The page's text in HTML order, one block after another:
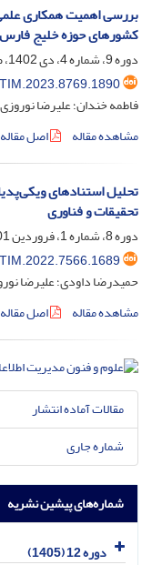
بررسی اهمیت همکاری
کشورهای حوزه خلیج فارس
دوره 9، شماره 4، دی 1402، صفحه
فاطمه خندان؛ علیرضا نوروزی
مشاهده مقاله
اصل مقاله
تحلیل استنادهای
تحقیقات و فناوری
دوره 8، شماره 1، فروردین 1401، صفحه
حمیدرضا داودی؛ علیرضا
مشاهده مقاله
اصل مقاله
مقالات آماده انتشار
شماره جاری
شماره‌های پیشین نشریه
دوره 12 (1405)